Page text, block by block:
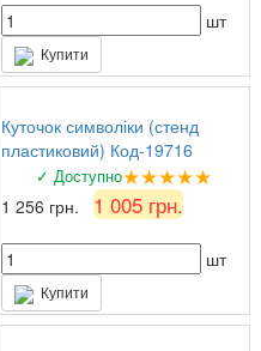
шт
Купити
Куточок символіки (стенд
пластиковий) Код-19716
✓ Доступно★★★★★
1 256 грн. 1 005 грн.
шт
Купити